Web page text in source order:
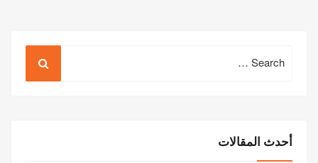
for:
أحدث المقالات